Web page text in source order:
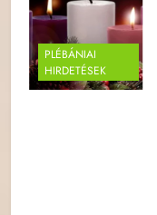
PLÉBÁNIAI
HIRDETÉSEK